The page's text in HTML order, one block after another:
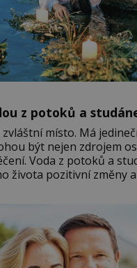
z potoků a
zvláštní místo. Má
být nejen zdrojem
Voda z potoků a
života pozitivní změny
rituály a přinést do
Je důležité